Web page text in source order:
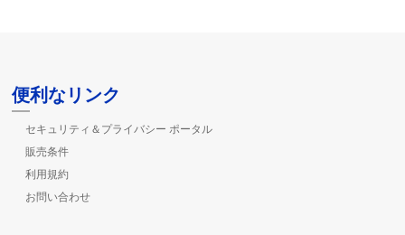
便利なリンク
セキュリティ＆プライバシー ポータル
販売条件
利用規約
お問い合わせ